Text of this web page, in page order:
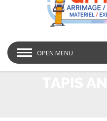
OPEN MENU